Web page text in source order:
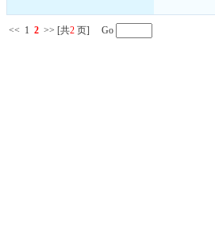
<< 1 2 >> [共2 页] Go